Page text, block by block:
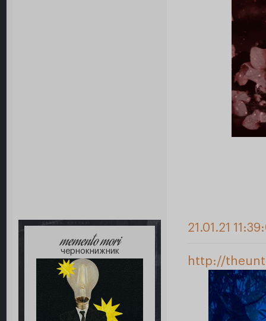
memento mori
чернокнижник
21.01.21
http://